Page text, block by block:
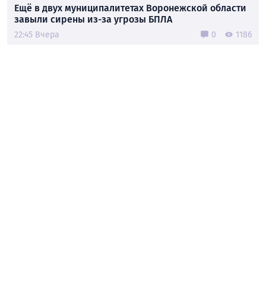
Ещё в двух муниципалитетах Воронежской области
завыли сирены из-за угрозы БПЛА
22:45 Вчера 0 1186